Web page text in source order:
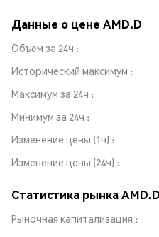
Данные о цене AMD.D
Объем за 24ч
Исторический максимум
Максимум за 24ч
Минимум за 24ч
Изменение цены (1ч)
Изменение цены (24ч)
Статистика рынка AMD.D
Рыночная капитализация